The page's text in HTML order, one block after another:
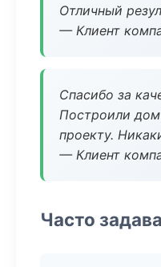
Отличный
— Клиент
Спасибо за
Построили
проекту.
— Клиент
Часто